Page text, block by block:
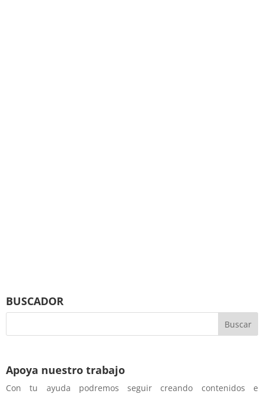
BUSCADOR
Apoya nuestro trabajo
Con tu ayuda podremos seguir creando contenidos e